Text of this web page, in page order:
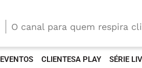
O canal para quem respira
EVENTOS CLIENTESA PLAY SÉRIE